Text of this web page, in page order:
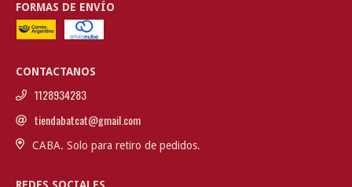
FORMAS DE ENVÍO
CONTACTANOS
1128934283
tiendabatcat@gmail.com
CABA. Solo para retiro de pedidos.